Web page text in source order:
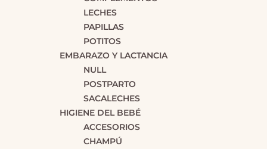
LECHES
PAPILLAS
POTITOS
EMBARAZO Y LACTANCIA
NULL
POSTPARTO
SACALECHES
HIGIENE DEL BEBÉ
ACCESORIOS
CHAMPÚ